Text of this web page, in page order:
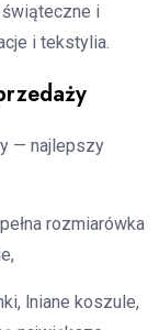
i
i tekstylia.
— najlepszy
rozmiarówka
lniane koszule,